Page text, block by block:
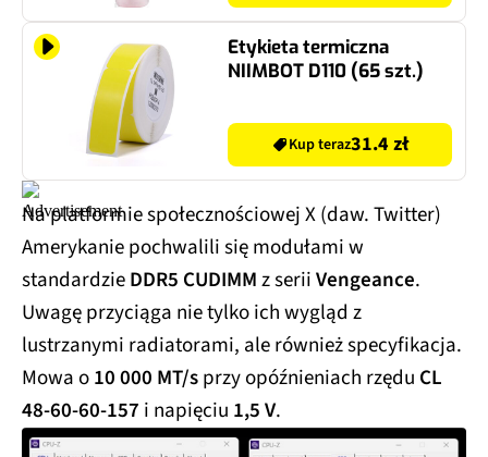
Etykieta termiczna
NIIMBOT D110 (65 szt.)
Kup teraz31.4 zł
Na platformie społecznościowej X (daw. Twitter)
Amerykanie pochwalili się modułami w
standardzieDDR5 CUDIMMz seriiVengeance.
Uwagę przyciąga nie tylko ich wygląd z
lustrzanymi radiatorami, ale również specyfikacja.
Mowa o10 000 MT/sprzy opóźnieniach rzędu CL
48-60-60-157 i napięciu 1,5 V.